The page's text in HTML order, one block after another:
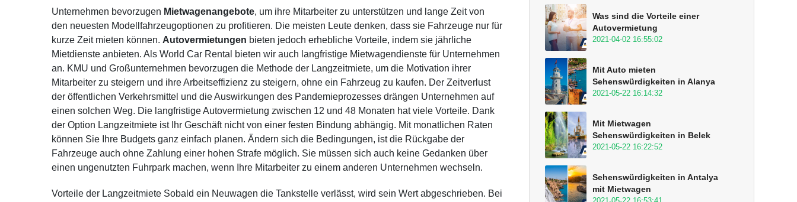
Unternehmen bevorzugen Mietwagenangebote, um ihre Mitarbeiter zu unterstützen und lange Zeit von
den neuesten Modellfahrzeugoptionen zu profitieren. Die meisten Leute denken, dass sie Fahrzeuge nur für
kurze Zeit mieten können. Autovermietungen bieten jedoch erhebliche Vorteile, indem sie jährliche
Mietdienste anbieten. Als World Car Rental bieten wir auch langfristige Mietwagendienste für Unternehmen
an. KMU und Großunternehmen bevorzugen die Methode der Langzeitmiete, um die Motivation ihrer
Mitarbeiter zu steigern und ihre Arbeitseffizienz zu steigern, ohne ein Fahrzeug zu kaufen. Der Zeitverlust
der öffentlichen Verkehrsmittel und die Auswirkungen des Pandemieprozesses drängen Unternehmen auf
einen solchen Weg. Die langfristige Autovermietung zwischen 12 und 48 Monaten hat viele Vorteile. Dank
der Option Langzeitmiete ist Ihr Geschäft nicht von einer festen Bindung abhängig. Mit monatlichen Raten
können Sie Ihre Budgets ganz einfach planen. Ändern sich die Bedingungen, ist die Rückgabe der
Fahrzeuge auch ohne Zahlung einer hohen Strafe möglich. Sie müssen sich auch keine Gedanken über
einen ungenutzten Fuhrpark machen, wenn Ihre Mitarbeiter zu einem anderen Unternehmen wechseln.
Vorteile der Langzeitmiete Sobald ein Neuwagen die Tankstelle verlässt, wird sein Wert abgeschrieben. Bei
Was sind die Vorteile einer
Autovermietung
2021-04-02 16:55:02
Mit Auto mieten
Sehenswürdigkeiten in Alanya
2021-05-22 16:14:32
Mit Mietwagen
Sehenswürdigkeiten in Belek
2021-05-22 16:22:52
Sehenswürdigkeiten in Antalya
mit Mietwagen